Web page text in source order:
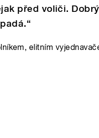
před voliči. Dobrý
elitním